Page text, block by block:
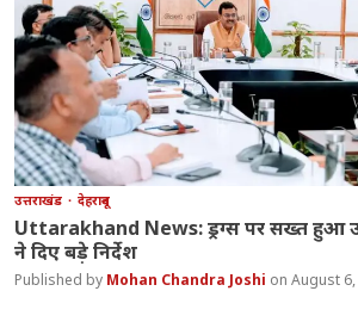
उत्तराखंड देहरादून
Uttarakhand News: ड्रग्स पर सख्त हुआ
ने दिए बड़े निर्देश
Mohan Chandra Joshi August